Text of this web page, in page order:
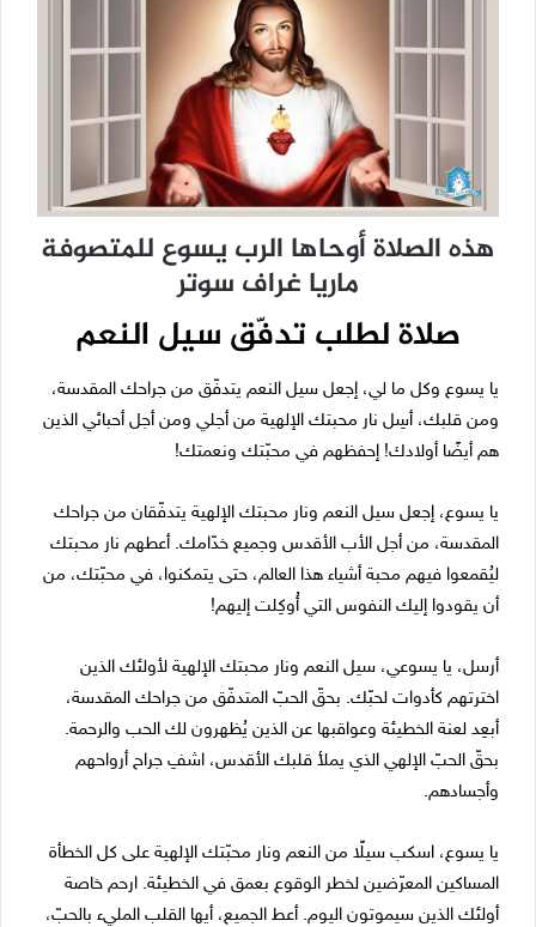
هذه الصلاة أوحاها الرب يسوع للمتصوفة
ماريا غراف سوتر
صلاة لطلب تدفّق سيل النعم
يا يسوع وكل ما لي، إجعل سيل النعم يتدفّق من جراحك المقدسة،
ومن قلبك، أسِل نار محبتك الإلهية من أجلي ومن أجل أحبائي الذين
هم أيضًا أولادك! إحفظهم في محبّتك ونعمتك!
يا يسوع، إجعل سيل النعم ونار محبتك الإلهية يتدفّقان من جراحك
المقدسة، من أجل الأب الأقدس وجميع خدّامك. أعطهم نار محبتك
ليُقمعوا فيهم محبة أشياء هذا العالم، حتى يتمكنوا، في محبّتك، من
أن يقودوا إليك النفوس التي أُوكِلت إليهم!
أرسل، يا يسوعي، سيل النعم ونار محبتك الإلهية لأولئك الذين
اخترتهم كأدوات لحبّك. بحقّ الحبّ المتدفّق من جراحك المقدسة،
أبعِد لعنة الخطيئة وعواقبها عن الذين يُظهرون لك الحب والرحمة.
بحقّ الحبّ الإلهي الذي يملأ قلبك الأقدس، اشفِ جراح أرواحهم
وأجسادهم.
يا يسوع، اسكب سيلًا من النعم ونار محبّتك الإلهية على كل الخطأة
المساكين المعرّضين لخطر الوقوع بعمق في الخطيئة. ارحم خاصة
أولئك الذين سيموتون اليوم. أعط الجميع، أيها القلب المليء بالحبّ،